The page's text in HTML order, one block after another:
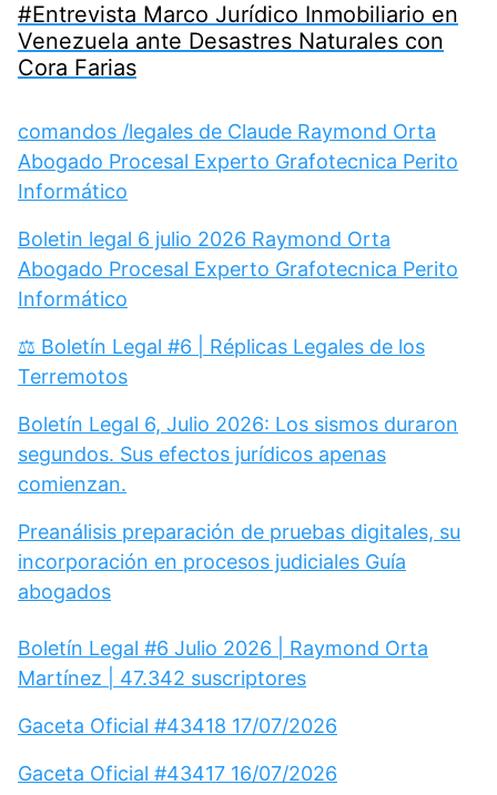
#Entrevista Marco Jurídico Inmobiliario en
Venezuela ante Desastres Naturales con
Cora Farias
comandos /legales de Claude Raymond Orta
Abogado Procesal Experto Grafotecnica Perito
Informático
Boletin legal 6 julio 2026 Raymond Orta
Abogado Procesal Experto Grafotecnica Perito
Informático
⚖️ Boletín Legal #6 | Réplicas Legales de los
Terremotos
Boletín Legal 6, Julio 2026: Los sismos duraron
segundos. Sus efectos jurídicos apenas
comienzan.
Preanálisis preparación de pruebas digitales, su
incorporación en procesos judiciales Guía
abogados
Boletín Legal #6 Julio 2026 | Raymond Orta
Martínez | 47.342 suscriptores
Gaceta Oficial #43418 17/07/2026
Gaceta Oficial #43417 16/07/2026